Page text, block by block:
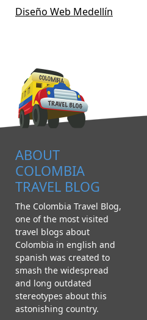
Diseño Web Medellín
ABOUT
COLOMBIA
TRAVEL BLOG
The Colombia Travel Blog,
one of the most visited
travel blogs about
Colombia in english and
spanish was created to
smash the widespread
and long outdated
stereotypes about this
astonishing country.